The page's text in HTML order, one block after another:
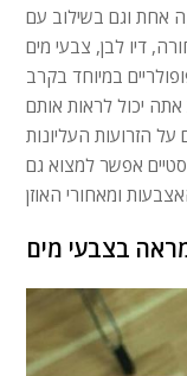
אחת וגם בשילוב עם
דיו לבן, צבעי מים
במיוחד בקרב
אתה יכול לראות אותם
הזרועות העליונות
אפשר למצוא גם
בצבעי מים